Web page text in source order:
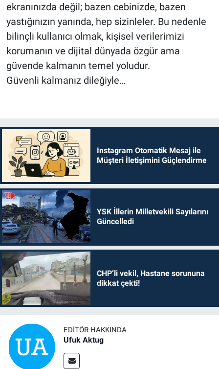
ekranınızda değil; bazen cebinizde, bazen
yastığınızın yanında, hep sizinleler. Bu nedenle
bilinçli kullanıcı olmak, kişisel verilerimizi
korumanın ve dijital dünyada özgür ama
güvende kalmanın temel yoludur.
Güvenli kalmanız dileğiyle…
Instagram Otomatik Mesaj ile
Müşteri İletişimini Güçlendirme
YSK İllerin Milletvekili Sayılarını
Güncelledi
CHP’li vekil, Hastane sorununa
dikkat çekti!
EDITÖR HAKKINDA
Ufuk Aktug